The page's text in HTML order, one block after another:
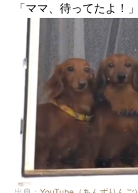
「ママ、待ってたよ！」